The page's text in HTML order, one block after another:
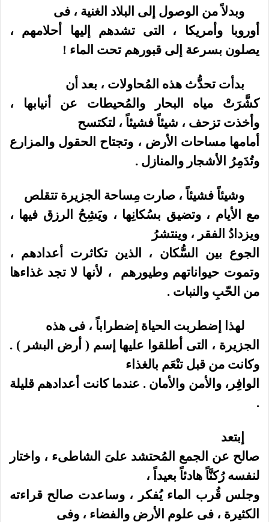
وبدلاً من الوصول إلى البلاد الغنية ، فى
أوروبا وأمريكا ، التى تشدهم إليها أحلامهم ،
يصلون بسرعة إلى قبورهم تحت الماء !
بدأت تحدُّث هذه المُحاولات ، بعد أن
كشَّرَتْ مياه البحار والمُحيطات عن أنيابها ،
وأخذت تزحف ، شيئاً فشيئاً ، لتكتسح
أمامها مساحات الأرض ، وتجتاح الحقول والمزارع
وتُدَمِرُ الأشجار والمنازل .
وشيئاً فشيئاً ، صارت مِساحة الجزيرة تتقلص
مع الأيام ، وتضيق بسُكانِها ، ويَشِحُ الرزق فيها ،
ويزدادُ الفقر ، وينتشرُ
الجوع بين السُّكان ، الذين تكاثرت أعدادهم ،
وتموت حيواناتهم وطيورهم
، لأنها لا تجد غذاءها
من الحّبِ والنبات .
لهذا إضطربت الحياة إضطراباً ، فى هذه
الجزيرة ، التى أطلقوا عليها إسم ( أرض البشر ) .
وكانت من قبل تنْعَم بالغذاء
الوافِر، والأمن والأمان . عندما كانت أعدادهم قليلة
.
إبتعد
صالح عن الجمع المُحتشد علىَ الشاطىء ، واختار
لنفسه رُكنَّاً هادئاً بعيداً ،
وجلس قُرب الماء يُفكر ، وساعدت صالح قراءته
الكثيرة ، فى علوم الأرض والفضاء ، وفى